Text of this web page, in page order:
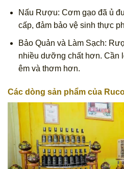
Nấu Rượu: Cơm gạo đã ủ
cấp, đảm bảo vệ sinh thực
Bảo Quản và Làm Sạch:
nhiều dưỡng chất hơn. Cần
êm và thơm hơn.
Các dòng sản phẩm của